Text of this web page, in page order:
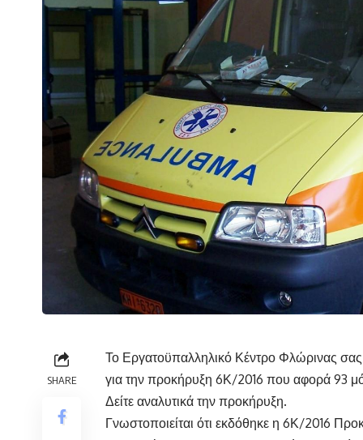
SHARE
Το Εργατοϋπαλληλικό Κέντρο Φλώρινας σας
για την προκήρυξη 6Κ/2016 που αφορά 93
Δείτε αναλυτικά την προκήρυξη.
Γνωστοποιείται ότι εκδόθηκε η 6Κ/2016